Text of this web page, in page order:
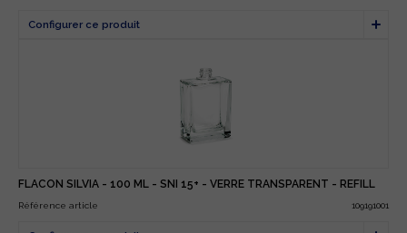
FLACON SILVIA - 100 ML - SNI 15+ - VERRE TRANSPARENT - REFILL
Référence article 109191001